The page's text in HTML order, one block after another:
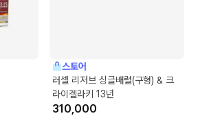
스토어
러셀 리저브 싱글배럴(구형) & 크
라이겔라키 13년
310,000